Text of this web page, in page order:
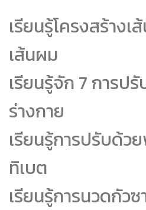
เรียนรู้โครงสร้างเ
เส้นผม
เรียนรู้จัก 7 การป
ร่างกาย
เรียนรู้การปรับด้ว
ทิเบต
เรียนรู้การนวดกัวซ